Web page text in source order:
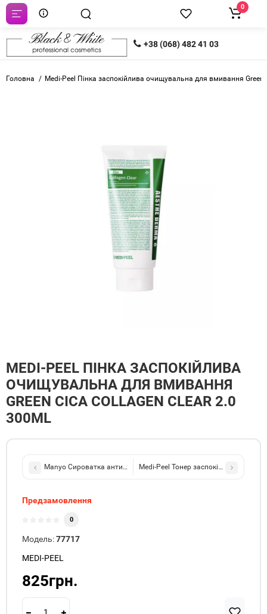
+38 (068) 482 41 03
0
Головна Medi-Peel Пінка заспокійлива очищувальна для вмивання
MEDI-PEEL ПІНКА ЗАСПОКІЙЛИВА
ОЧИЩУВАЛЬНА ДЛЯ ВМИВАННЯ
GREEN CICA COLLAGEN CLEAR 2.0
300ML
Manyo Сироватка антивікова з колагеном V.collagen Heart Fit
Medi-Peel Тонер заспокійливий для
Предзамовлення
0
Модель:77717
MEDI-PEEL
825грн.